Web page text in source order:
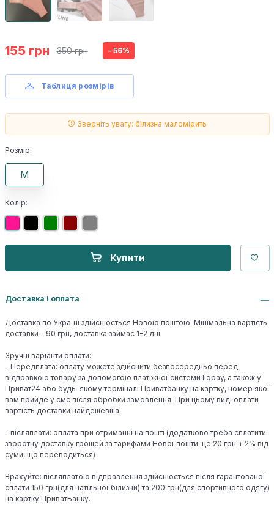
155 грн 350 грн - 56%
Таблиця розмірів
Зверніть увагу: білизна маломірить
Розмір:
M
Колір:
Купити
Доставка і оплата
Доставка по Україні здійснюється Новою поштою. Мінімальна вартість
доставки – 90 грн, доставка займає 1-2 дні.
Зручні варіанти оплати:
- Передплата: оплату можете здійснити безпосередньо перед
відправкою товару за допомогою платіжної системи liqpay, а також у
Приват24 або будь-якому терміналі Приватбанку на картку, номер якої
вам прийде у смс після обробки замовлення. При цьому виді оплати
вартість доставки найдешевша.
- післяплати: оплата при отриманні на пошті (додатково треба сплатити
зворотну доставку грошей за тарифами Нової пошти: це 20 грн + 2% від
суми, що переводиться)
Врахуйте: післяплатою відправлення здійснюється після гарантованої
сплати 150 грн(для натільної білизни) та 200 грн(для спортивного одягу)
на картку ПриватБанку.